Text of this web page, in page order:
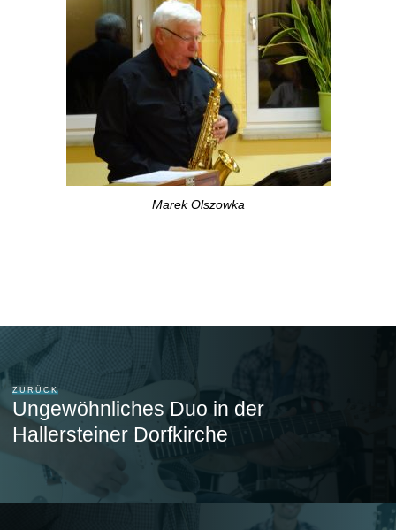
Marek Olszowka
ZURÜCK
Ungewöhnliches Duo in der
Hallersteiner Dorfkirche